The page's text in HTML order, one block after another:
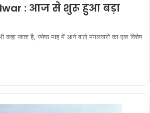
: आज से शुरू हुआ बड़ा
कहा जाता है, ज्येष्ठ माह में आने वाले मंगलवारों का एक विशेष